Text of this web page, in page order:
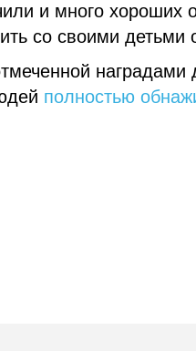
и много хороших
со своими детьми
полностью